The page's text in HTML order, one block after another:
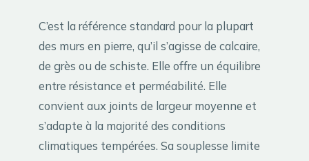
C’est la référence standard pour la plupart
des murs en pierre, qu’il s’agisse de calcaire,
de grès ou de schiste. Elle offre un équilibre
entre résistance et perméabilité. Elle
convient aux joints de largeur moyenne et
s’adapte à la majorité des conditions
climatiques tempérées. Sa souplesse limite